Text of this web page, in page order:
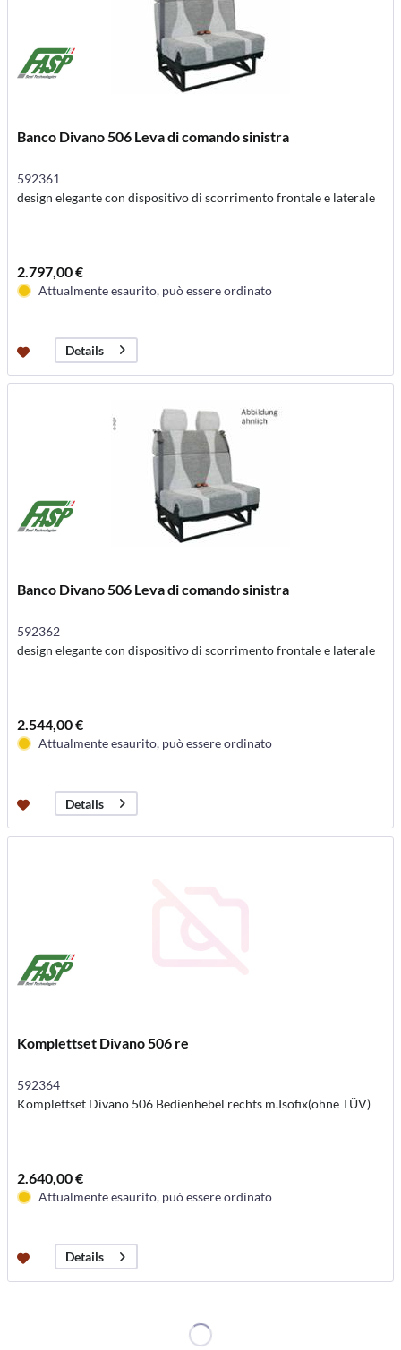
Banco Divano 506 Leva di comando sinistra
592361
design elegante con dispositivo di scorrimento frontale e laterale
2.797,00 €
Attualmente esaurito, può essere ordinato
Details
Banco Divano 506 Leva di comando sinistra
592362
design elegante con dispositivo di scorrimento frontale e laterale
2.544,00 €
Attualmente esaurito, può essere ordinato
Details
Komplettset Divano 506 re
592364
Komplettset Divano 506 Bedienhebel rechts m.Isofix(ohne TÜV)
2.640,00 €
Attualmente esaurito, può essere ordinato
Details